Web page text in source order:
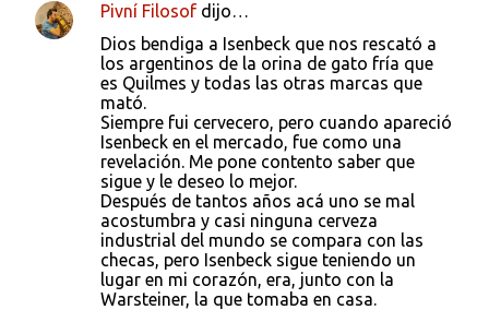
C
Pivní Filosof dijo…
Dios bendiga a Isenbeck que nos rescató a
los argentinos de la orina de gato fría que
es Quilmes y todas las otras marcas que
mató.
Siempre fui cervecero, pero cuando apareció
Isenbeck en el mercado, fue como una
revelación. Me pone contento saber que
sigue y le deseo lo mejor.
Después de tantos años acá uno se mal
acostumbra y casi ninguna cerveza
industrial del mundo se compara con las
checas, pero Isenbeck sigue teniendo un
lugar en mi corazón, era, junto con la
Warsteiner, la que tomaba en casa.